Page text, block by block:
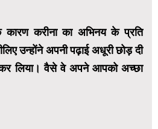
करीना का अभिनय के प्रति
उन्होंने अपनी पढ़ाई अधूरी छोड़ दी
लिया। वैसे वे अपने आपको अच्छा